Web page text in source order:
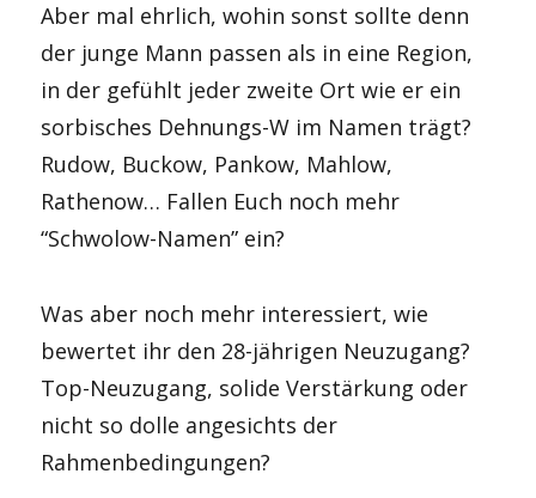
Aber mal ehrlich, wohin sonst sollte denn
der junge Mann passen als in eine Region,
in der gefühlt jeder zweite Ort wie er ein
sorbisches Dehnungs-W im Namen trägt?
Rudow, Buckow, Pankow, Mahlow,
Rathenow… Fallen Euch noch mehr
“Schwolow-Namen” ein?
Was aber noch mehr interessiert, wie
bewertet ihr den 28-jährigen Neuzugang?
Top-Neuzugang, solide Verstärkung oder
nicht so dolle angesichts der
Rahmenbedingungen?